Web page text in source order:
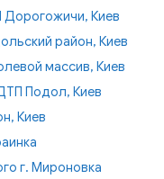
Дорогожичи, Киев
район, Киев
массив, Киев
Подол, Киев
Киев
г. Мироновка